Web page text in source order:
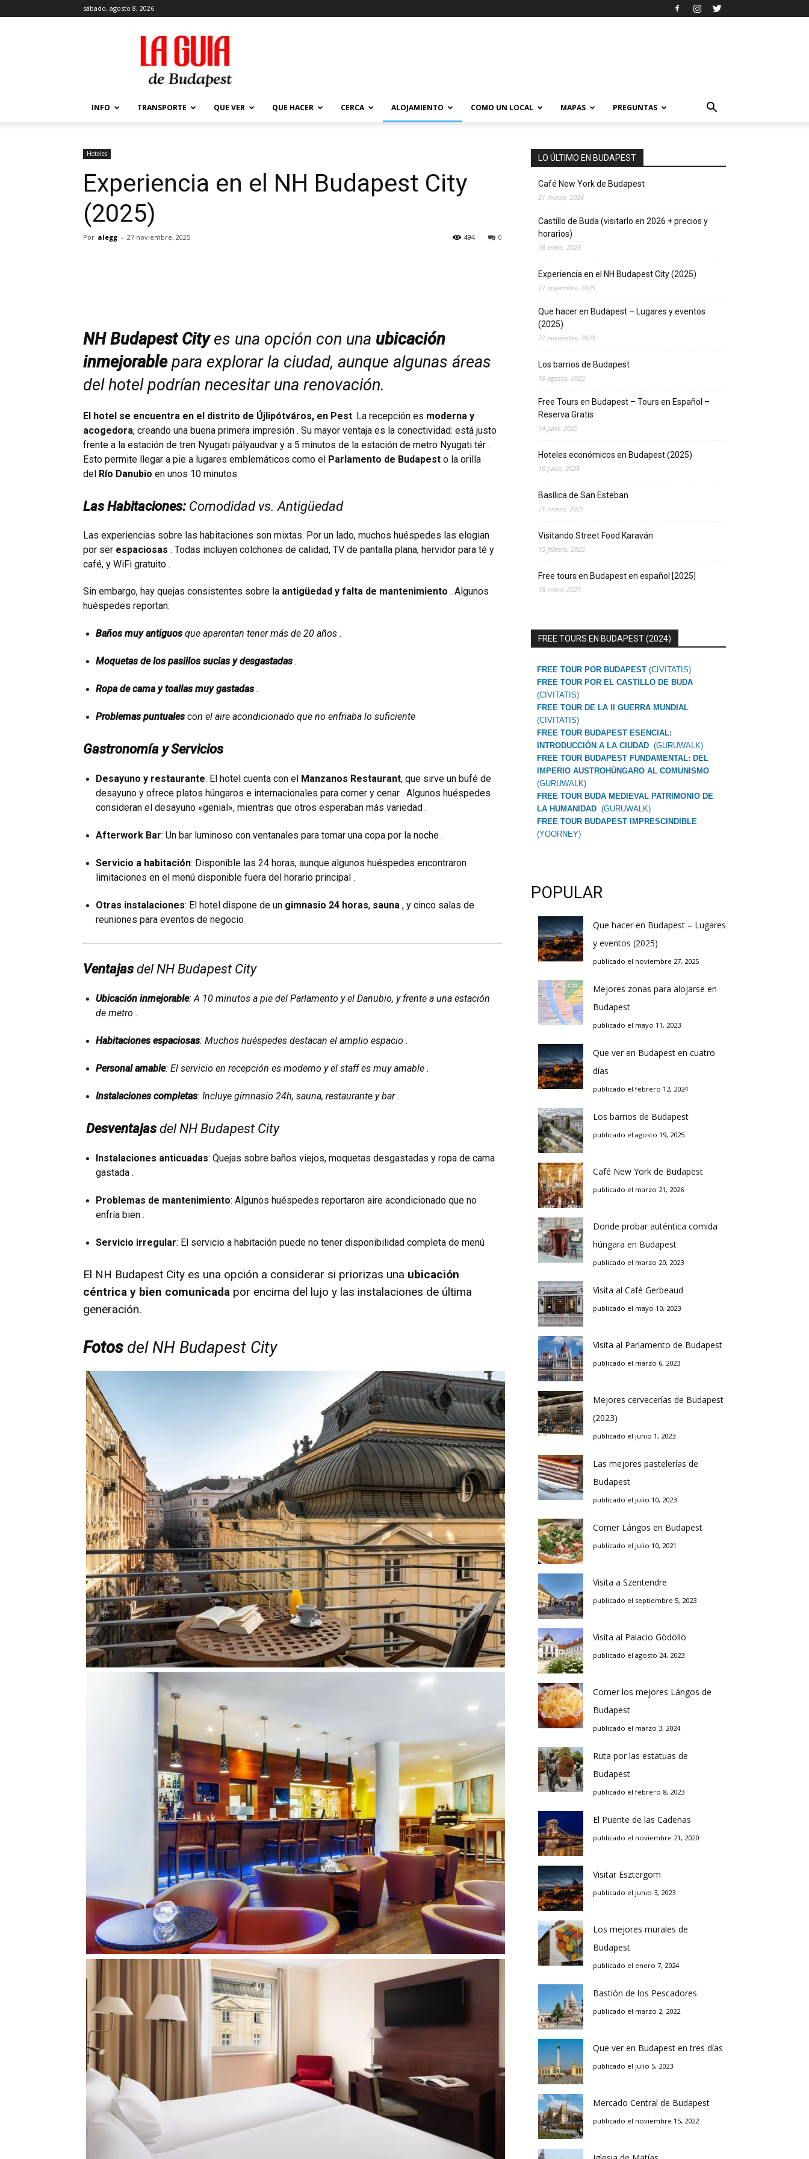
sábado, agosto 8, 2026
La
Guía
de
Budapest
Que
INFO TRANSPORTE QUE VER QUE HACER CERCA ALOJAMIENTO COMO UN LOCAL MAPAS PREGUNTAS
Hoteles
Experiencia en el NH Budapest City
(2025)
Por alegg - 27 noviembre, 2025 0
494
NH Budapest Cityes una opción con una ubicación
inmejorablepara explorar la ciudad, aunque algunas áreas
del hotel podrían necesitar una renovación.
El hotel se encuentra en el distrito de Újlipótváros, en Pest. La recepción es moderna y
acogedora, creando una buena primera impresión . Su mayor ventaja es la conectividad: está justo
frente a la estación de tren Nyugati pályaudvar y a 5 minutos de la estación de metro Nyugati tér .
Esto permite llegar a pie a lugares emblemáticos como el Parlamento de Budapest o la orilla
del Río Danubio en unos 10 minutos
Las Habitaciones: Comodidad vs. Antigüedad
Las experiencias sobre las habitaciones son mixtas. Por un lado, muchos huéspedes las elogian
por ser espaciosas . Todas incluyen colchones de calidad, TV de pantalla plana, hervidor para té y
café, y WiFi gratuito .
Sin embargo, hay quejas consistentes sobre la antigüedad y falta de mantenimiento . Algunos
huéspedes reportan:
Baños muy antiguos que aparentan tener más de 20 años .
Moquetas de los pasillos sucias y desgastadas .
Ropa de cama y toallas muy gastadas .
Problemas puntuales con el aire acondicionado que no enfriaba lo suficiente
Gastronomía y Servicios
Desayuno y restaurante: El hotel cuenta con el Manzanos Restaurant, que sirve un bufé de
desayuno y ofrece platos húngaros e internacionales para comer y cenar . Algunos huéspedes
consideran el desayuno «genial», mientras que otros esperaban más variedad .
Afterwork Bar: Un bar luminoso con ventanales para tomar una copa por la noche .
Servicio a habitación: Disponible las 24 horas, aunque algunos huéspedes encontraron
limitaciones en el menú disponible fuera del horario principal .
Otras instalaciones: El hotel dispone de un gimnasio 24 horas, sauna , y cinco salas de
reuniones para eventos de negocio
Ventajasdel NH Budapest City
Ubicación inmejorable: A 10 minutos a pie del Parlamento y el Danubio, y frente a una estación
de metro .
Habitaciones espaciosas: Muchos huéspedes destacan el amplio espacio .
Personal amable: El servicio en recepción es moderno y el staff es muy amable .
Instalaciones completas: Incluye gimnasio 24h, sauna, restaurante y bar .
Desventajasdel NH Budapest City
Instalaciones anticuadas: Quejas sobre baños viejos, moquetas desgastadas y ropa de cama
gastada .
Problemas de mantenimiento: Algunos huéspedes reportaron aire acondicionado que no
enfría bien .
Servicio irregular: El servicio a habitación puede no tener disponibilidad completa de menú
El NH Budapest City es una opción a considerar si priorizas una ubicación
céntrica y bien comunicada por encima del lujo y las instalaciones de última
generación.
Fotosdel NH Budapest City
LO ÚLTIMO EN BUDAPEST
Café New York de Budapest
21 marzo, 2026
Castillo de Buda (visitarlo en 2026 + precios y
horarios)
16 enero, 2026
Experiencia en el NH Budapest City (2025)
27 noviembre, 2025
Que hacer en Budapest – Lugares y eventos
(2025)
27 noviembre, 2025
Los barrios de Budapest
19 agosto, 2025
Free Tours en Budapest – Tours en Español –
Reserva Gratis
14 julio, 2025
Hoteles económicos en Budapest (2025)
10 junio, 2025
Basílica de San Esteban
21 marzo, 2025
Visitando Street Food Karaván
15 febrero, 2025
Free tours en Budapest en español [2025]
18 enero, 2025
FREE TOURS EN BUDAPEST (2024)
FREE TOUR POR BUDAPEST (CIVITATIS)
FREE TOUR POR EL CASTILLO DE BUDA
(CIVITATIS)
FREE TOUR DE LA II GUERRA MUNDIAL
(CIVITATIS)
FREE TOUR BUDAPEST ESENCIAL:
INTRODUCCIÓN A LA CIUDAD (GURUWALK)
FREE TOUR BUDAPEST FUNDAMENTAL: DEL
IMPERIO AUSTROHÚNGARO AL COMUNISMO
(GURUWALK)
FREE TOUR BUDA MEDIEVAL PATRIMONIO DE
LA HUMANIDAD (GURUWALK)
FREE TOUR BUDAPEST IMPRESCINDIBLE
(YOORNEY)
POPULAR
Que hacer en Budapest – Lugares
y eventos (2025)
publicado el noviembre 27, 2025
Mejores zonas para alojarse en
Budapest
publicado el mayo 11, 2023
Que ver en Budapest en cuatro
días
publicado el febrero 12, 2024
Los barrios de Budapest
publicado el agosto 19, 2025
Café New York de Budapest
publicado el marzo 21, 2026
Donde probar auténtica comida
húngara en Budapest
publicado el marzo 20, 2023
Visita al Café Gerbeaud
publicado el mayo 10, 2023
Visita al Parlamento de Budapest
publicado el marzo 6, 2023
Mejores cervecerías de Budapest
(2023)
publicado el junio 1, 2023
Las mejores pastelerías de
Budapest
publicado el julio 10, 2023
Comer Lángos en Budapest
publicado el julio 10, 2021
Visita a Szentendre
publicado el septiembre 5, 2023
Visita al Palacio Gödöllö
publicado el agosto 24, 2023
Comer los mejores Lángos de
Budapest
publicado el marzo 3, 2024
Ruta por las estatuas de
Budapest
publicado el febrero 8, 2023
El Puente de las Cadenas
publicado el noviembre 21, 2020
Visitar Esztergom
publicado el junio 3, 2023
Los mejores murales de
Budapest
publicado el enero 7, 2024
Bastión de los Pescadores
publicado el marzo 2, 2022
Que ver en Budapest en tres días
publicado el julio 5, 2023
Mercado Central de Budapest
publicado el noviembre 15, 2022